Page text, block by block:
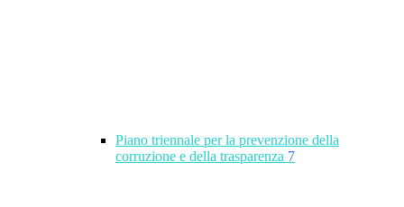
Piano triennale per la prevenzione della
corruzione e della trasparenza 7